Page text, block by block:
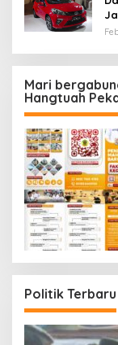
Mari
Hangtuah
Politik Terbaru